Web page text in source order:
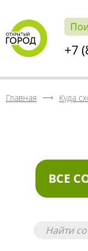
+7
Главная Куда
ВСЕ